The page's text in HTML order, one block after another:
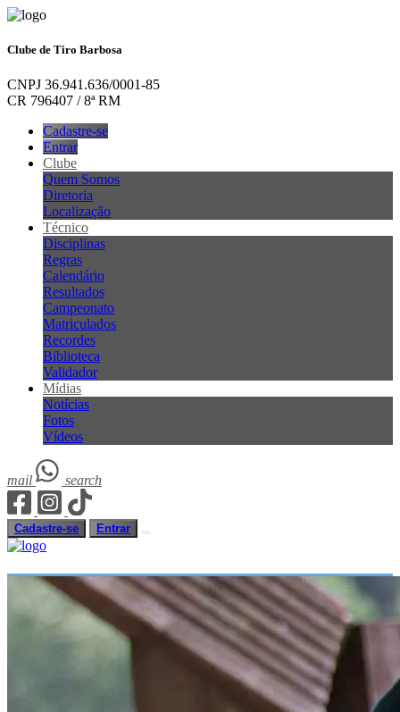
Clube de Tiro Barbosa
CNPJ 36.941.636/0001-85
CR 796407 / 8ª RM
Cadastre-se
Entrar
Clube
Quem Somos
Diretoria
Localização
Técnico
Disciplinas
Regras
Calendário
Resultados
Campeonato
Matriculados
Recordes
Biblioteca
Validador
Mídias
Notícias
Fotos
Vídeos
mail search
Cadastre-se Entrar